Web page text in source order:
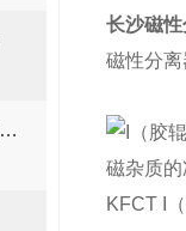
风琴防护罩的质量好坏从哪几方面区分
长沙磁
磁性分
I（胶
磁杂质
KFCT I